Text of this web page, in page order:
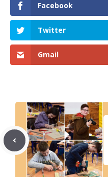
Facebook
Twitter
Gmail